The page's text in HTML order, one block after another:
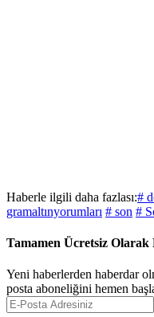
Haberle ilgili daha fazlası:#
gramaltınyorumları # son #
Tamamen Ücretsiz
Yeni haberlerden haberdar
posta aboneliğini hemen